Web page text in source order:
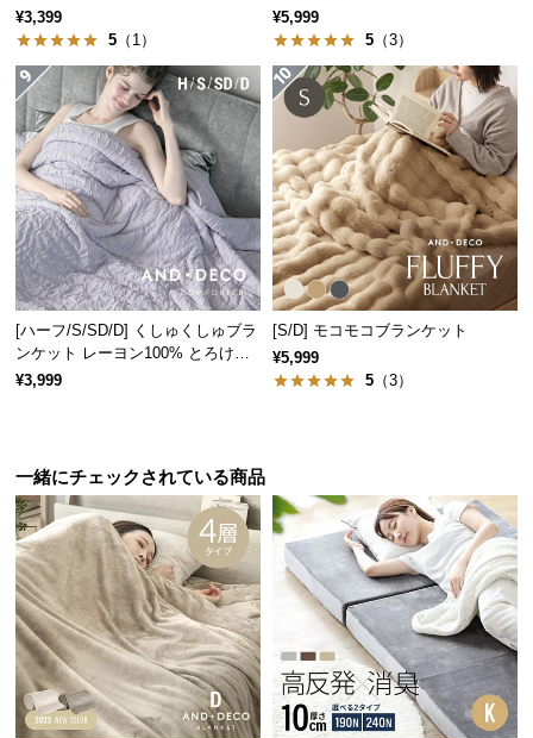
い
て
返
品・
キ
ャ
ン
セ
ル
に
つ
い
に
つ
い
て
会
員
規
約
に
¥3,399
5 （1）
¥5,999
5 （3）
[ハーフ/S/SD/D] くしゅくしゅブラ
ンケット レーヨン100% とろける
肌触り
¥3,999
[S/D] モコモコブランケット
¥5,999
5 （3）
一緒にチェックされている商品